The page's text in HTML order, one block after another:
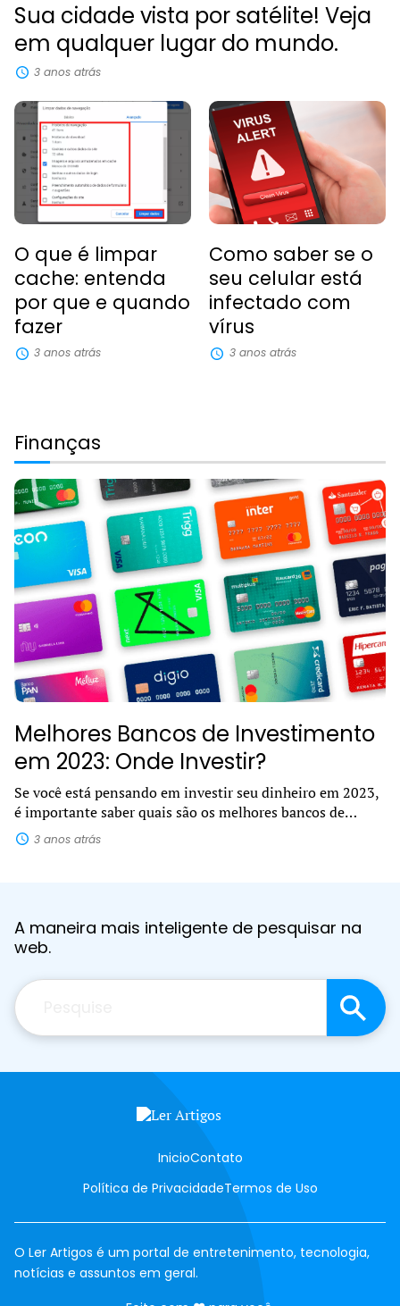
Sua cidade vista por satélite! Veja
em qualquer lugar do mundo.
3 anos atrás
O que é limpar
cache: entenda
por que e quando
fazer
3 anos atrás
Como saber se o
seu celular está
infectado com
vírus
3 anos atrás
Finanças
Melhores Bancos de Investimento
em 2023: Onde Investir?
Se você está pensando em investir seu dinheiro em 2023,
é importante saber quais são os melhores bancos de
investimento. Com tantas opções disponíveis no
mercado, pode ser difícil decidir...
3 anos atrás
A maneira mais inteligente de pesquisar na
web.
Pesquisar
InicioContato
Política de PrivacidadeTermos de Uso
O Ler Artigos é um portal de entretenimento, tecnologia,
notícias e assuntos em geral.